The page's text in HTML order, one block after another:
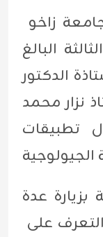
البالغ
الدكتور
نزار محمد
تطبيقات
عدة
على